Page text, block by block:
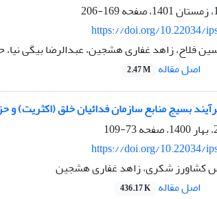
169-206
https://doi.org/10.22034/
فلاح، زاهد غفاری هشجین، عبدالرضا بیگی
اصل مقاله 2.47 M
بسیج منابع سازمان فدائیان خلق (اکثریت)
73-109
https://doi.org/10.22034/
کشاورز شکری، زاهد غفاری هشجین
اصل مقاله 436.17 K